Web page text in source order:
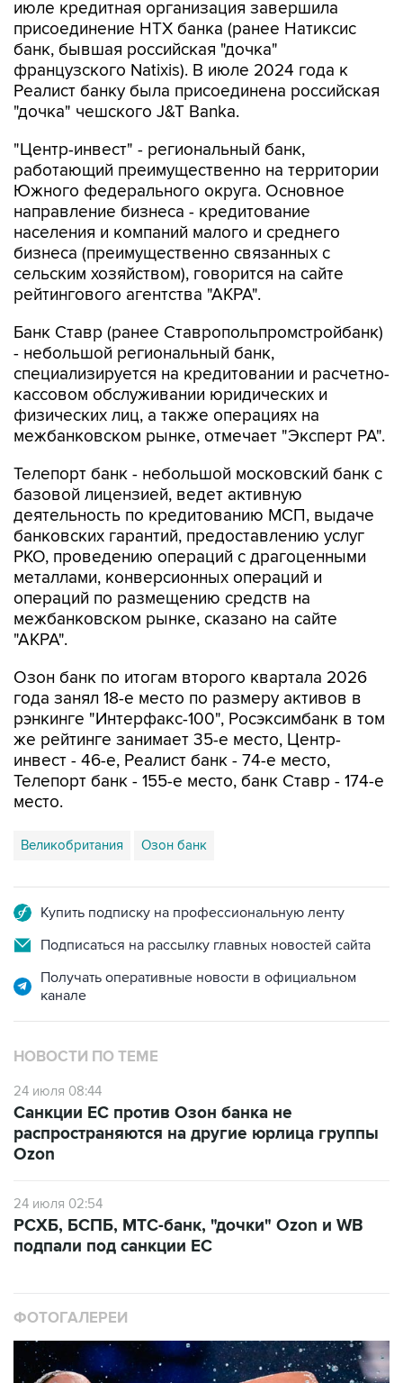
июле кредитная организация завершила
присоединение НТХ банка (ранее Натиксис
банк, бывшая российская "дочка"
французского Natixis). В июле 2024 года к
Реалист банку была присоединена российская
"дочка" чешского J&T Banka.
"Центр-инвест" - региональный банк,
работающий преимущественно на территории
Южного федерального округа. Основное
направление бизнеса - кредитование
населения и компаний малого и среднего
бизнеса (преимущественно связанных с
сельским хозяйством), говорится на сайте
рейтингового агентства "АКРА".
Банк Ставр (ранее Ставропольпромстройбанк)
- небольшой региональный банк,
специализируется на кредитовании и расчетно-
кассовом обслуживании юридических и
физических лиц, а также операциях на
межбанковском рынке, отмечает "Эксперт РА".
Телепорт банк - небольшой московский банк с
базовой лицензией, ведет активную
деятельность по кредитованию МСП, выдаче
банковских гарантий, предоставлению услуг
РКО, проведению операций с драгоценными
металлами, конверсионных операций и
операций по размещению средств на
межбанковском рынке, сказано на сайте
"АКРА".
Озон банк по итогам второго квартала 2026
года занял 18-е место по размеру активов в
рэнкинге "Интерфакс-100", Росэксимбанк в том
же рейтинге занимает 35-е место, Центр-
инвест - 46-е, Реалист банк - 74-е место,
Телепорт банк - 155-е место, банк Ставр - 174-е
место.
Великобритания Озон банк
Купить подписку на профессиональную ленту
Подписаться на рассылку главных новостей сайта
Получать оперативные новости в официальном
канале
НОВОСТИ ПО ТЕМЕ
24 июля 08:44
Санкции ЕС против Озон банка не
распространяются на другие юрлица группы
Ozon
24 июля 02:54
РСХБ, БСПБ, МТС-банк, "дочки" Ozon и WB
подпали под санкции ЕС
ФОТОГАЛЕРЕИ